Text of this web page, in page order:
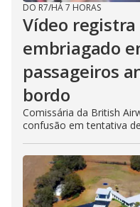
DO R7/HÁ 7 HORAS
Vídeo
embriagado
passageiros
bordo
Comissária da British
confusão em tentativa